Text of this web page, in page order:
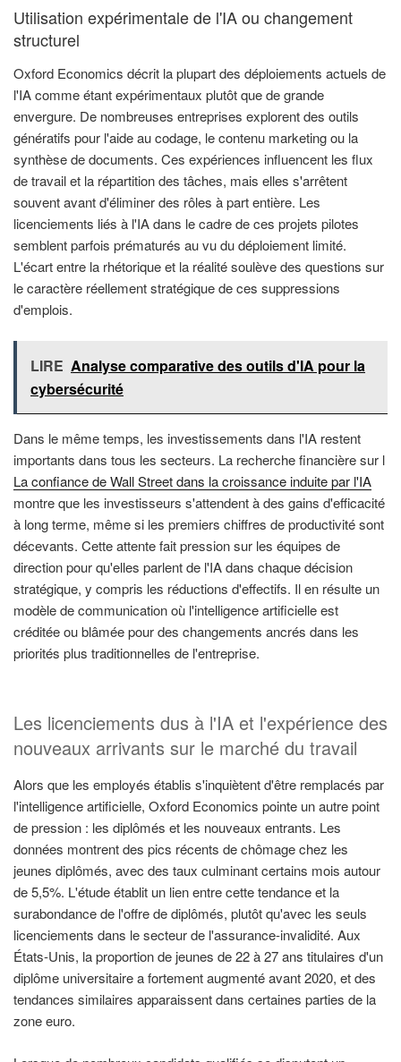
Utilisation expérimentale de l'IA ou changement
structurel
Oxford Economics décrit la plupart des déploiements actuels de
l'IA comme étant expérimentaux plutôt que de grande
envergure. De nombreuses entreprises explorent des outils
génératifs pour l'aide au codage, le contenu marketing ou la
synthèse de documents. Ces expériences influencent les flux
de travail et la répartition des tâches, mais elles s'arrêtent
souvent avant d'éliminer des rôles à part entière. Les
licenciements liés à l'IA dans le cadre de ces projets pilotes
semblent parfois prématurés au vu du déploiement limité.
L'écart entre la rhétorique et la réalité soulève des questions sur
le caractère réellement stratégique de ces suppressions
d'emplois.
LIRE Analyse comparative des outils d'IA pour la
cybersécurité
Dans le même temps, les investissements dans l'IA restent
importants dans tous les secteurs. La recherche financière sur l
La confiance de Wall Street dans la croissance induite par l'IA
montre que les investisseurs s'attendent à des gains d'efficacité
à long terme, même si les premiers chiffres de productivité sont
décevants. Cette attente fait pression sur les équipes de
direction pour qu'elles parlent de l'IA dans chaque décision
stratégique, y compris les réductions d'effectifs. Il en résulte un
modèle de communication où l'intelligence artificielle est
créditée ou blâmée pour des changements ancrés dans les
priorités plus traditionnelles de l'entreprise.
Les licenciements dus à l'IA et l'expérience des
nouveaux arrivants sur le marché du travail
Alors que les employés établis s'inquiètent d'être remplacés par
l'intelligence artificielle, Oxford Economics pointe un autre point
de pression : les diplômés et les nouveaux entrants. Les
données montrent des pics récents de chômage chez les
jeunes diplômés, avec des taux culminant certains mois autour
de 5,5%. L'étude établit un lien entre cette tendance et la
surabondance de l'offre de diplômés, plutôt qu'avec les seuls
licenciements dans le secteur de l'assurance-invalidité. Aux
États-Unis, la proportion de jeunes de 22 à 27 ans titulaires d'un
diplôme universitaire a fortement augmenté avant 2020, et des
tendances similaires apparaissent dans certaines parties de la
zone euro.